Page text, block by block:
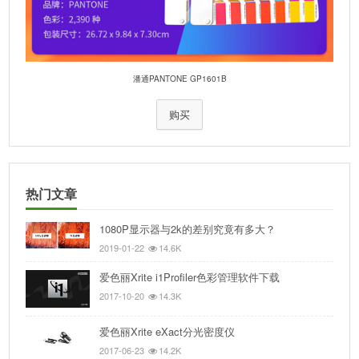
潘通PANTONE GP1601B
购买
热门文章
1080P显示器与2k的差别究竟有多大？
2019-01-22 14.6K
爱色丽Xrite i1Profiler色彩管理软件下载
2017-10-20 14.3K
爱色丽Xrite eXact分光密度仪
2017-06-23 14.2K